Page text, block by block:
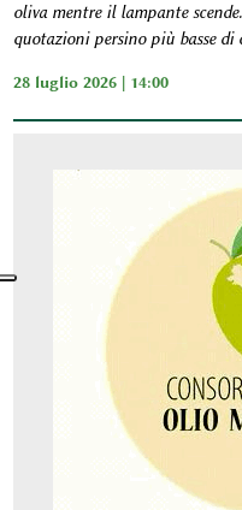
oliva mentre il lampante
quotazioni persino più basse
28 luglio 2026 | 14:00